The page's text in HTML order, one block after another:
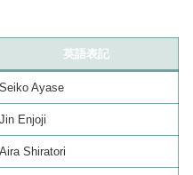
英語表記
Seiko Ayase
Jin Enjoji
Aira Shiratori